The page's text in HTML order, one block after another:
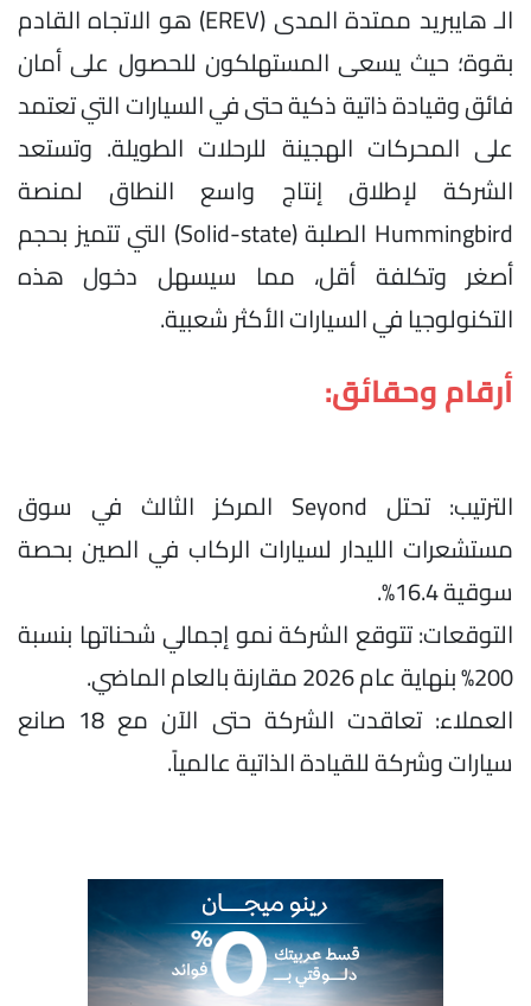
الـ هايبريد ممتدة المدى (EREV) هو الاتجاه القادم
بقوة؛ حيث يسعى المستهلكون للحصول على أمان
فائق وقيادة ذاتية ذكية حتى في السيارات التي تعتمد
على المحركات الهجينة للرحلات الطويلة. وتستعد
الشركة لإطلاق إنتاج واسع النطاق لمنصة
Hummingbird الصلبة (Solid-state) التي تتميز بحجم
أصغر وتكلفة أقل، مما سيسهل دخول هذه
التكنولوجيا في السيارات الأكثر شعبية.
أرقام وحقائق:
الترتيب: تحتل Seyond المركز الثالث في سوق
مستشعرات الليدار لسيارات الركاب في الصين بحصة
سوقية 16.4%.
التوقعات: تتوقع الشركة نمو إجمالي شحناتها بنسبة
200% بنهاية عام 2026 مقارنة بالعام الماضي.
العملاء: تعاقدت الشركة حتى الآن مع 18 صانع
سيارات وشركة للقيادة الذاتية عالمياً.